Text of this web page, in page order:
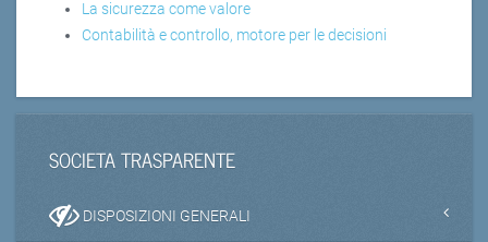
La sicurezza come valore
Contabilità e controllo, motore per le decisioni
SOCIETA TRASPARENTE
DISPOSIZIONI GENERALI